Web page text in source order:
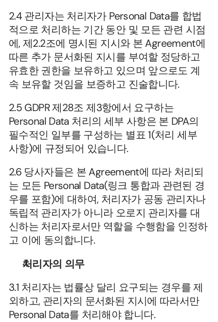
2.4 관리자는 처리자가 Personal Data를 합법
적으로 처리하는 기간 동안 및 모든 관련 시점
에, 제2.2조에 명시된 지시와 본 Agreement에
따른 추가 문서화된 지시를 부여할 정당하고
유효한 권한을 보유하고 있으며 앞으로도 계
속 보유할 것임을 보증하고 진술합니다.
2.5 GDPR 제28조 제3항에서 요구하는
Personal Data 처리의 세부 사항은 본 DPA의
필수적인 일부를 구성하는 별표 1(처리 세부
사항)에 규정되어 있습니다.
2.6 당사자들은 본 Agreement에 따라 처리되
는 모든 Personal Data(링크 통합과 관련된 경
우를 포함)에 대하여, 처리자가 공동 관리자나
독립적 관리자가 아니라 오로지 관리자를 대
신하는 처리자로서만 역할을 수행함을 인정하
고 이에 동의합니다.
처리자의 의무
3.1 처리자는 법률상 달리 요구되는 경우를 제
외하고, 관리자의 문서화된 지시에 따라서만
Personal Data를 처리해야 합니다.